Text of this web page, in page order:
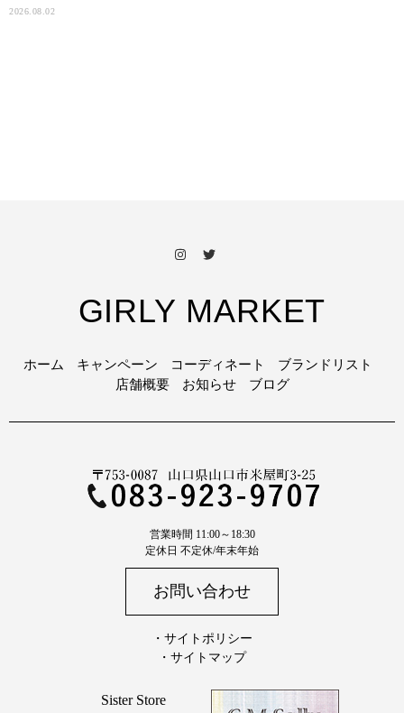
2026.08.02
GIRLY MARKET
ホーム キャンペーン コーディネート
ブランドリスト
店舗概要
お知らせ ブログ
営業時間 11:00～18:30
定休日 不定休/年末年始
お問い合わせ
・サイトポリシー
・サイトマップ
Sister Store